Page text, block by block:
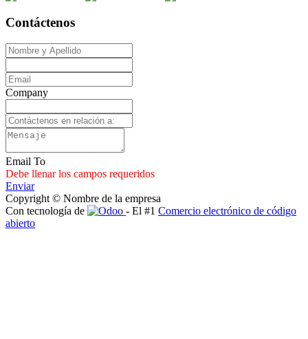
Contáctenos
Company
Email To
Debe llenar los campos requeridos
Enviar
Copyright © Nombre de la empresa
Con tecnología de
- El #1 Comercio electrónico de código
abierto